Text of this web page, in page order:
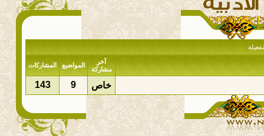
آخر
مشاركة
المواضيع المشاركات
خاص 9
143